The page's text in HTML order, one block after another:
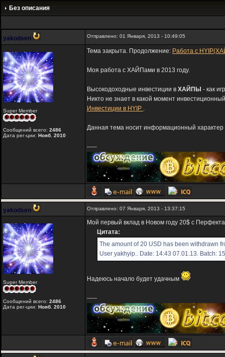
Без описания
yakodsen Отправлено: 01 Января, 2013 - 10:49:05
Super Member
Сообщений всего: 2486
Дата рег-ции: Нояб. 2010
Тема закрыта. Продолжение: Работа с
Моя работа с ХАЙПами в 2013 году.
Высокодоходные инвестиции в ХАЙПЫ - как
Никто не знает в какой момент
Инвестиции в HYIP .
Данная тема носит информационный характер
-----
yakodsen Отправлено: 07 Января, 2013 - 13:37:15
Super Member
Сообщений всего: 2486
Дата рег-ции: Нояб. 2010
Мой первый вклад в Новом году 20$ с
Цитата:
The amount of 20 USD has been withdrawn
User yakhyip.. Date: 14:43 07.01.13. Batch:
Надеюсь начало будет удачным
-----